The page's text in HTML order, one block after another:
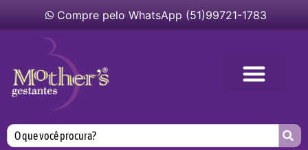
Compre pelo WhatsApp (51)99721-1783